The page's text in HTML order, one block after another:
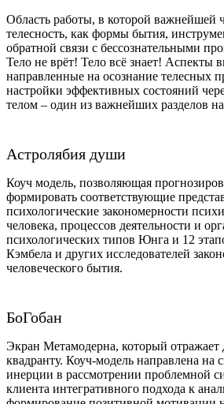
Область работы, в которой важнейшей
телесность, как формы бытия,
обратной связи с бессознательными
Тело не врёт! Тело всё знает! Аспекты
направленные на осознание телесных
настройки эффективных состояний
телом – один из важнейших разделов
Астролябия души
Коуч модель, позволяющая
формировать соответствующие
психологические закономерности
человека, процессов деятельности и
психологических типов Юнга и 12
Кэмбела и других исследователей
человеческого бытия.
БоГобан
Экран Метамодерна, который
квадранту. Коуч-модель направлена на
инерции в рассмотрении проблемной
клиента интегративного подхода к